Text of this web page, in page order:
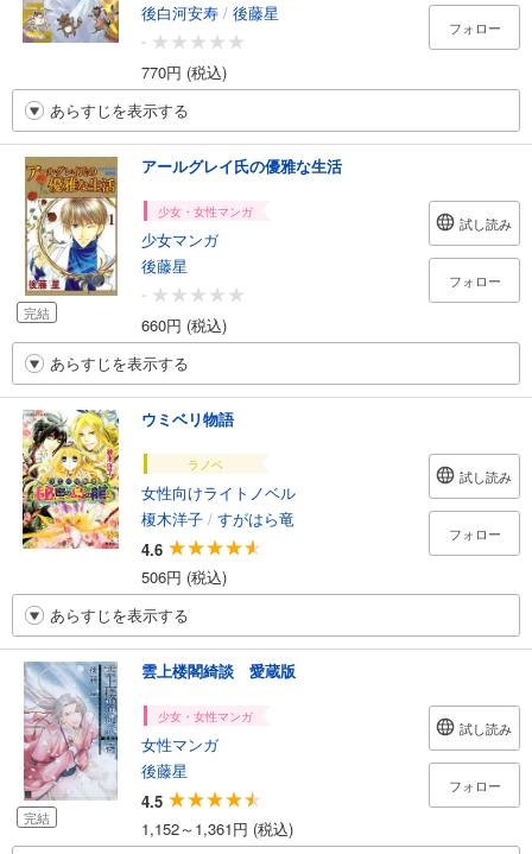
後白河安寿 / 後藤星
-
770円 (税込)
フォロー
あらすじを表示する
完結
アールグレイ氏の優雅な生活
少女・女性マンガ
少女マンガ
後藤星
-
660円 (税込)
試し読み
フォロー
あらすじを表示する
ウミベリ物語
ラノベ
女性向けライトノベル
榎木洋子 / すがはら竜
4.6
506円 (税込)
試し読み
フォロー
あらすじを表示する
完結
雲上楼閣綺談 愛蔵版
少女・女性マンガ
女性マンガ
後藤星
4.5
1,152～1,361円 (税込)
試し読み
フォロー